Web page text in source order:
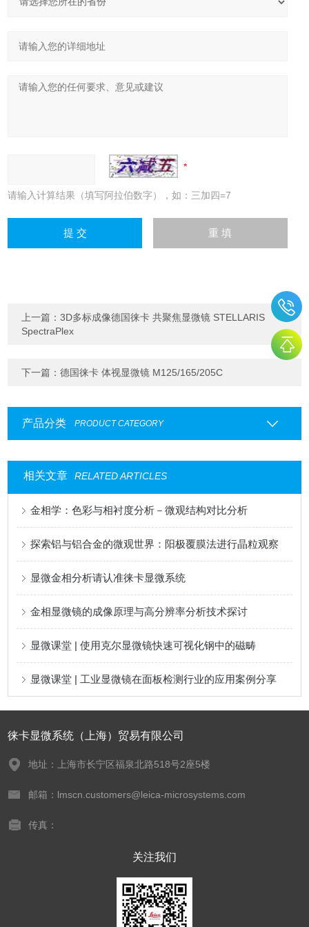
请输入计算结果（填写阿拉伯数字），如：三加四=7
上一篇：3D多标成像德国徕卡 共聚焦显微镜 STELLARIS
SpectraPlex
下一篇：德国徕卡 体视显微镜 M125/165/205C
产品分类 PRODUCT CATEGORY
相关文章 RELATED ARTICLES
金相学：色彩与相衬度分析－微观结构对比分析
探索铝与铝合金的微观世界：阳极覆膜法进行晶粒观察
显微金相分析请认准徕卡显微系统
金相显微镜的成像原理与高分辨率分析技术探讨
显微课堂 | 使用克尔显微镜快速可视化钢中的磁畴
显微课堂 | 工业显微镜在面板检测行业的应用案例分享
徕卡显微系统（上海）贸易有限公司
地址：上海市长宁区福泉北路518号2座5楼
邮箱：lmscn.customers@leica-microsystems.com
传真：
关注我们